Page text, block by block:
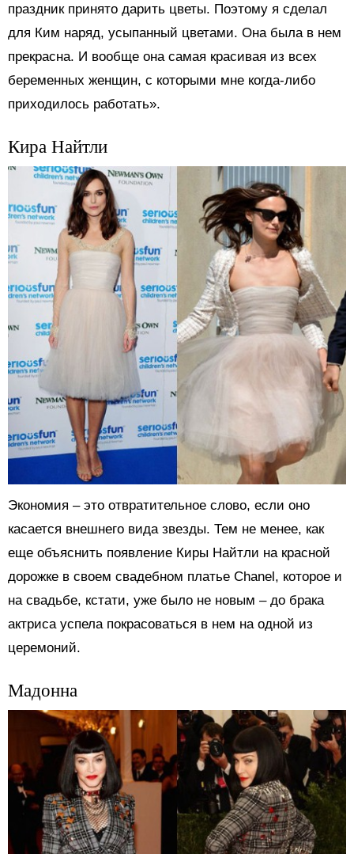
праздник принято дарить цветы. Поэтому я сделал
для Ким наряд, усыпанный цветами. Она была в нем
прекрасна. И вообще она самая красивая из всех
беременных женщин, с которыми мне когда-либо
приходилось работать».
Кира Найтли
Экономия – это отвратительное слово, если оно
касается внешнего вида звезды. Тем не менее, как
еще объяснить появление Киры Найтли на красной
дорожке в своем свадебном платье Chanel, которое и
на свадьбе, кстати, уже было не новым – до брака
актриса успела покрасоваться в нем на одной из
церемоний.
Мадонна